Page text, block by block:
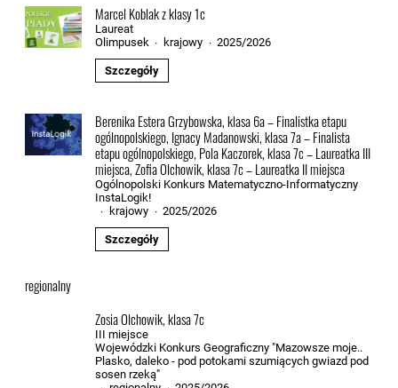
Marcel Koblak z klasy 1c
Laureat
Olimpusek · krajowy · 2025/2026
Szczegóły
Berenika Estera Grzybowska, klasa 6a – Finalistka etapu
ogólnopolskiego, Ignacy Madanowski, klasa 7a – Finalista
etapu ogólnopolskiego, Pola Kaczorek, klasa 7c – Laureatka III
miejsca, Zofia Olchowik, klasa 7c – Laureatka II miejsca
Ogólnopolski Konkurs Matematyczno-Informatyczny
InstaLogik!
· krajowy · 2025/2026
Szczegóły
regionalny
Zosia Olchowik, klasa 7c
III miejsce
Wojewódzki Konkurs Geograficzny "Mazowsze moje..
Plasko, daleko - pod potokami szumiących gwiazd pod
sosen rzeką"